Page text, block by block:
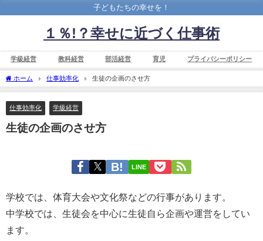
子どもたちの幸せを！
１％!？幸せに近づく仕事術
学級経営 教科経営 部活経営 育児 プライバシーポリシー
ホーム 仕事効率化 生徒の企画のさせ方
仕事効率化 学級経営
生徒の企画のさせ方
LINE
学校では、体育大会や文化祭などの行事があります。
中学校では、生徒会を中心に生徒自ら企画や運営をしてい
ます。